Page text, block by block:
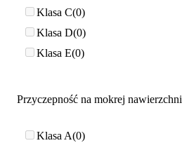
Klasa C 0
Klasa D 0
Klasa E 0
Przyczepność na mokrej nawierzchni
Klasa A 0